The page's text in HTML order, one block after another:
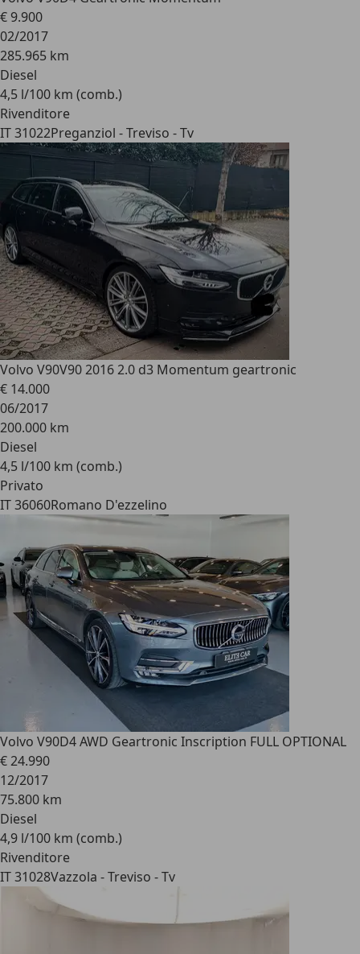
€ 9.900
02/2017
285.965 km
Diesel
4,5 l/100 km (comb.)
Rivenditore
IT 31022Preganziol - Treviso - Tv
Volvo V90V90 2016 2.0 d3 Momentum geartronic
€ 14.000
06/2017
200.000 km
Diesel
4,5 l/100 km (comb.)
Privato
IT 36060Romano D'ezzelino
Volvo V90D4 AWD Geartronic Inscription FULL OPTIONAL
€ 24.990
12/2017
75.800 km
Diesel
4,9 l/100 km (comb.)
Rivenditore
IT 31028Vazzola - Treviso - Tv